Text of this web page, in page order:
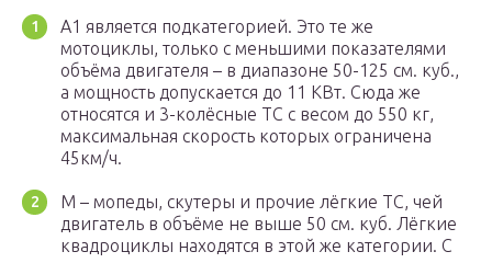
А1 является подкатегорией. Это те же
мотоциклы, только с меньшими показателями
объёма двигателя – в диапазоне 50-125 см. куб.,
а мощность допускается до 11 КВт. Сюда же
относятся и 3-колёсные ТС с весом до 550 кг,
максимальная скорость которых ограничена
45км/ч.
М – мопеды, скутеры и прочие лёгкие ТС, чей
двигатель в объёме не выше 50 см. куб. Лёгкие
квадроциклы находятся в этой же категории. С